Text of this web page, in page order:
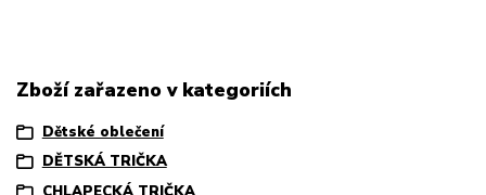
Zboží zařazeno v kategoriích
Dětské oblečení
DĚTSKÁ TRIČKA